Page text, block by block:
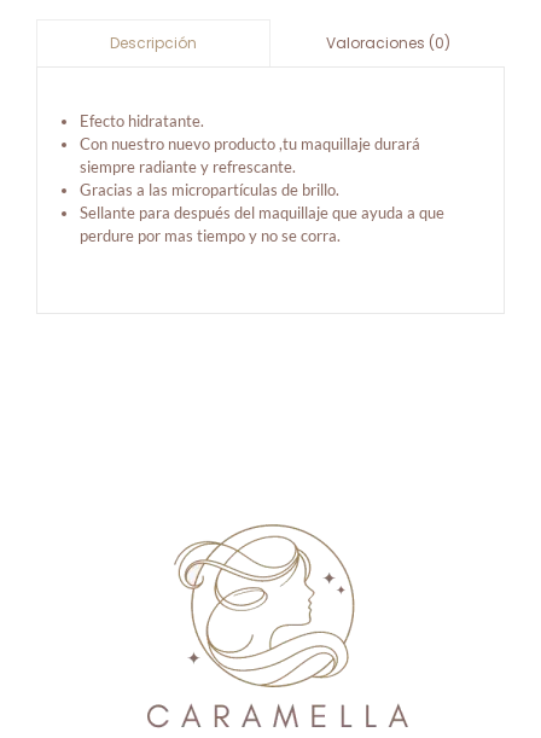
Descripción Valoraciones (0)
Efecto hidratante.
Con nuestro nuevo producto ,tu maquillaje durará
siempre radiante y refrescante.
Gracias a las micropartículas de brillo.
Sellante para después del maquillaje que ayuda a que
perdure por mas tiempo y no se corra.